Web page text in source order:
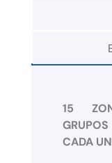
15
CADA